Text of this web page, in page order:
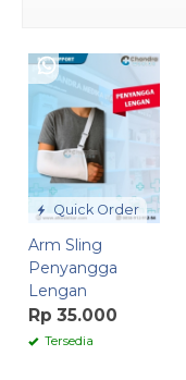
Quick Order
Arm Sling
Penyangga
Lengan
Rp 35.000
Tersedia